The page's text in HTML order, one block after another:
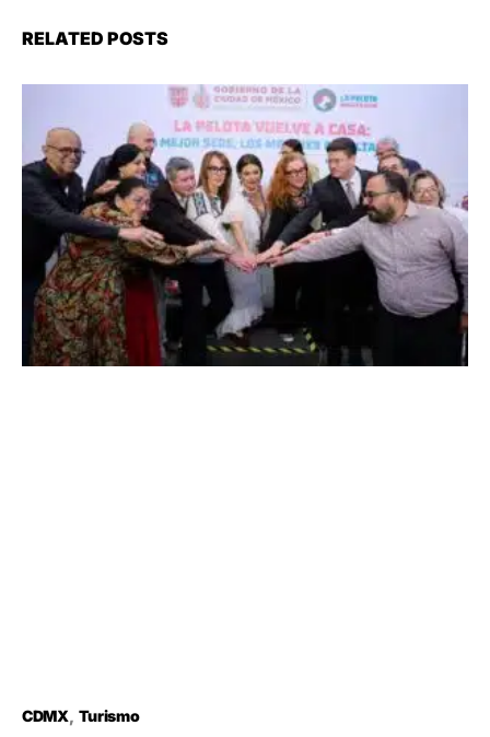
RELATED POSTS
CDMX Turismo